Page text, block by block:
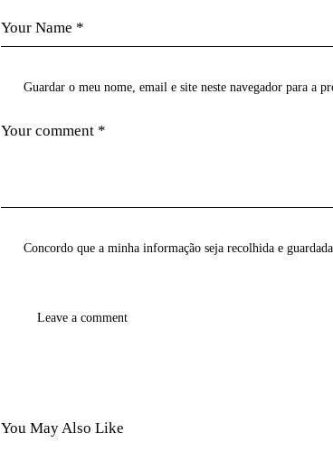
Guardar o meu nome, email e site neste navegador para a
Concordo que a minha informação seja recolhida e
You May Also Like